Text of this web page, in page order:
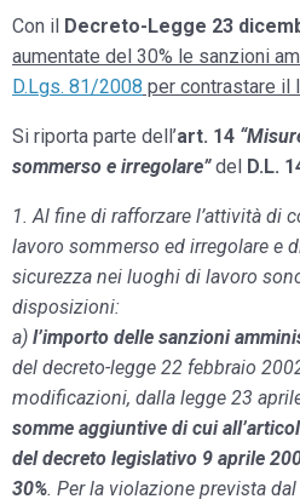
Con il Decreto-Legge 23
aumentate del 30% le sanzioni
D.Lgs. 81/2008 per contrastare il
Si riporta parte dell’art. 14
sommerso e irregolare”del D.L.
1. Al fine di rafforzare l’attività di
lavoro sommerso ed irregolare e
sicurezza nei luoghi di lavoro
disposizioni:
a) l’importo delle sanzioni
del decreto-legge 22 febbraio
modificazioni, dalla legge 23
somme aggiuntive di cui
del decreto legislativo 9 aprile
30%. Per la violazione prevista